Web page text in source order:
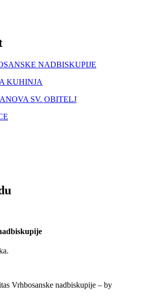
NADBISKUPIJE
KUHINJA
SV. OBITELJ
Vrhbosanske nadbiskupije – by